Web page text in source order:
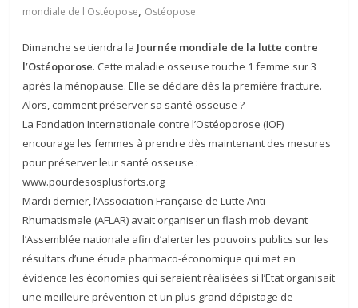
mondiale de l'Ostéopose, Ostéopose
Dimanche se tiendra la Journée mondiale de la lutte contre
l’Ostéoporose. Cette maladie osseuse touche 1 femme sur 3
après la ménopause. Elle se déclare dès la première fracture.
Alors, comment préserver sa santé osseuse ?
La Fondation Internationale contre l’Ostéoporose (IOF)
encourage les femmes à prendre dès maintenant des mesures
pour préserver leur santé osseuse :
www.pourdesosplusforts.org
Mardi dernier, l’Association Française de Lutte Anti-
Rhumatismale (AFLAR) avait organiser un flash mob devant
l’Assemblée nationale afin d’alerter les pouvoirs publics sur les
résultats d’une étude pharmaco-économique qui met en
évidence les économies qui seraient réalisées si l’Etat organisait
une meilleure prévention et un plus grand dépistage de